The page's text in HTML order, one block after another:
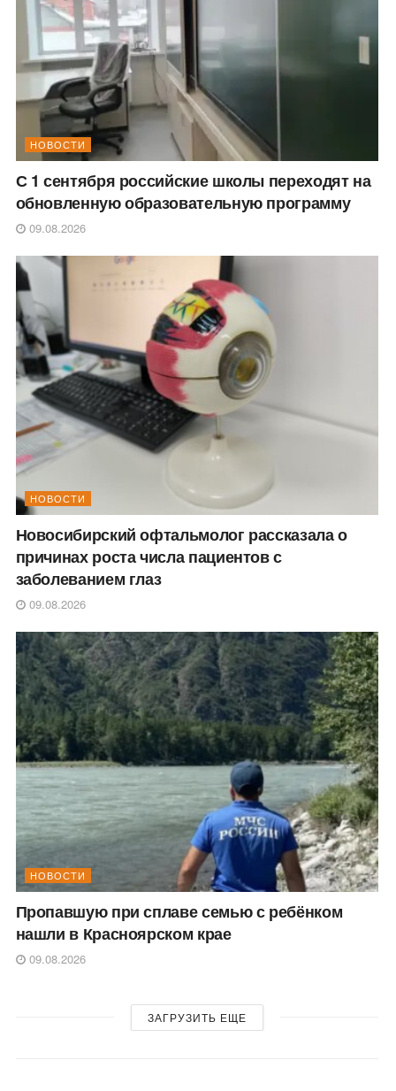
НОВОСТИ
С 1 сентября российские школы переходят на
обновленную образовательную программу
09.08.2026
НОВОСТИ
Новосибирский офтальмолог рассказала о
причинах роста числа пациентов с
заболеванием глаз
09.08.2026
НОВОСТИ
Пропавшую при сплаве семью с ребёнком
нашли в Красноярском крае
09.08.2026
ЗАГРУЗИТЬ ЕЩЕ